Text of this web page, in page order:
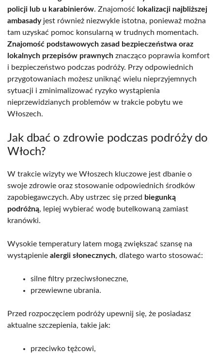
policji lub u karabinierów. Znajomość lokalizacji najbliższej
ambasadyjest również niezwykle istotna, ponieważ można
tam uzyskać pomoc konsularną w trudnych momentach.
Znajomość podstawowych zasad bezpieczeństwa oraz
lokalnych przepisów prawnych znacząco poprawia komfort
i bezpieczeństwo podczas podróży. Przy odpowiednich
przygotowaniach możesz uniknąć wielu nieprzyjemnych
sytuacji i zminimalizować ryzyko wystąpienia
nieprzewidzianych problemów w trakcie pobytu we
Włoszech.
Jak dbać o zdrowie podczas podróży do
Włoch?
W trakcie wizyty we Włoszech kluczowe jest dbanie o
swoje zdrowie oraz stosowanie odpowiednich środków
zapobiegawczych. Aby ustrzec się przed biegunką
podróżną, lepiej wybierać wodę butelkowaną zamiast
kranówki.
Wysokie temperatury latem mogą zwiększać szansę na
wystąpienie alergii słonecznych, dlatego warto stosować:
silne filtry przeciwsłoneczne,
przewiewne ubrania.
Przed rozpoczęciem podróży upewnij się, że posiadasz
aktualne szczepienia, takie jak:
przeciwko tężcowi,